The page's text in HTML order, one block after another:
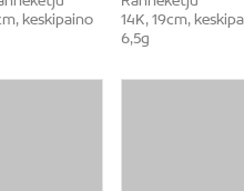
keskipaino
14K, 19cm,
6,5g